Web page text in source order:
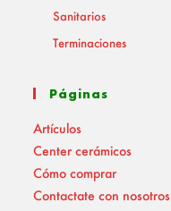
Sanitarios
Terminaciones
Páginas
Artículos
Center cerámicos
Cómo comprar
Contactate con nosotros